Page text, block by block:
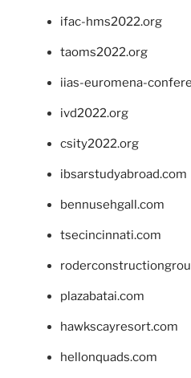
ifac-hms2022.org
taoms2022.org
iias-euromena-
ivd2022.org
csity2022.org
ibsarstudyabroad.com
bennusehgall.com
tsecincinnati.com
plazabatai.com
hawkscayresort.com
hellonquads.com